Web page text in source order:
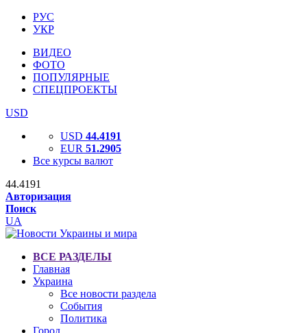
РУС
УКР
ВИДЕО
ФОТО
ПОПУЛЯРНЫЕ
СПЕЦПРОЕКТЫ
USD
USD 44.4191
EUR 51.2905
Все курсы валют
44.4191
Авторизация
Поиск
UA
ВСЕ РАЗДЕЛЫ
Главная
Украина
Все новости раздела
События
Политика
Город